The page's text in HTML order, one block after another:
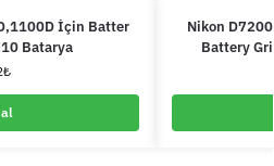
İçin Batter
Batarya
₺
Nikon
Battery